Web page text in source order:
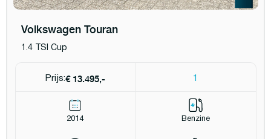
Volkswagen Touran
1.4 TSI Cup
Prijs:€ 13.495,- 1
2014 Benzine